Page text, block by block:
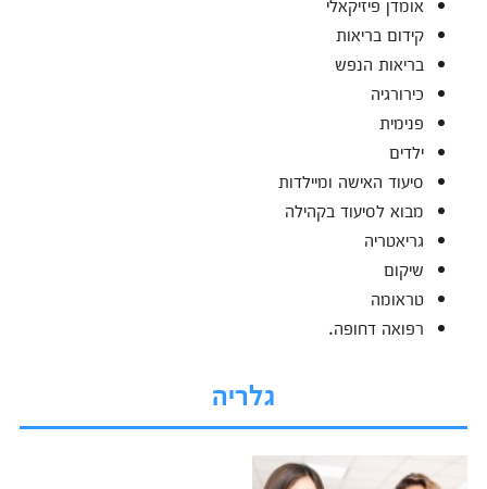
קידום בריאות
בריאות הנפש
כירורגיה
פנימית
ילדים
סיעוד האישה ומיילדות
מבוא לסיעוד בקהילה
גריאטריה
שיקום
טראומה
רפואה דחופה.
גלריה